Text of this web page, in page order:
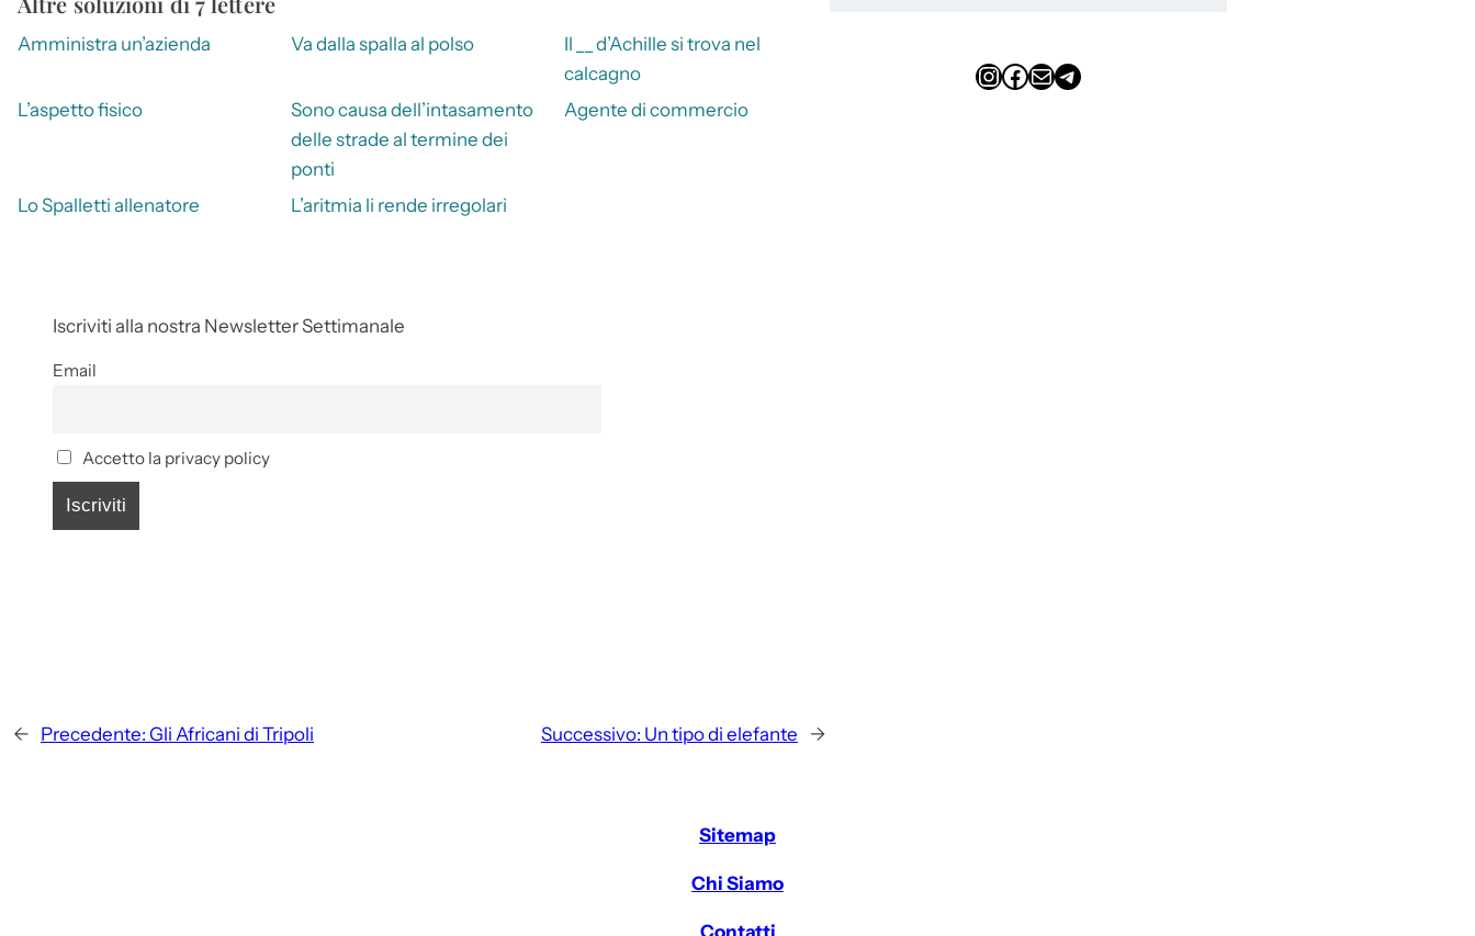
Amministra un’azienda Va dalla spalla al polso
Il __ d’Achille si trova nel
calcagno
L’aspetto fisico
Sono causa dell’intasamento
delle strade al termine dei
ponti
Agente di commercio
Lo Spalletti allenatore L’aritmia li rende irregolari
Iscriviti alla nostra Newsletter Settimanale
Email
Accetto la privacy policy
← Precedente: Gli Africani di Tripoli Successivo: Un tipo di elefante →
InstagramFacebook Email Telegram
Sitemap
Chi Siamo
Contatti